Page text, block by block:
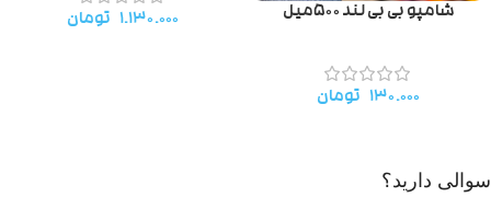
شامپو بی بی لند ۵۰۰میل
۱۳۰.۰۰۰ تومان
۱.۱۳۰.۰۰۰ تومان
سوالی دارید؟